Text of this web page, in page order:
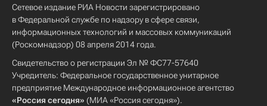
Сетевое издание РИА Новости зарегистрировано
в Федеральной службе по надзору в сфере связи,
информационных технологий и массовых коммуникаций
(Роскомнадзор) 08 апреля 2014 года.
Свидетельство о регистрации Эл № ФС77-57640
Учредитель: Федеральное государственное унитарное
предприятие Международное информационное агентство
«Россия сегодня» (МИА «Россия сегодня»).